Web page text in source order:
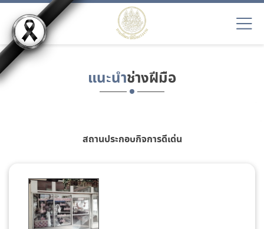
แนะนำช่างฝีมือ
สถานประกอบกิจการดีเด่น